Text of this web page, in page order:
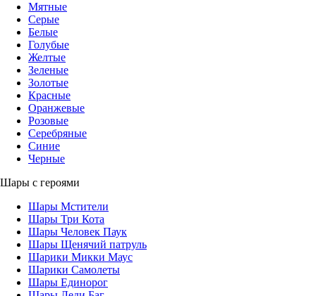
Мятные
Серые
Белые
Голубые
Желтые
Зеленые
Золотые
Красные
Оранжевые
Розовые
Серебряные
Синие
Черные
Шары с героями
Шары Мстители
Шары Три Кота
Шары Человек Паук
Шары Щенячий патруль
Шарики Микки Маус
Шарики Самолеты
Шары Единорог